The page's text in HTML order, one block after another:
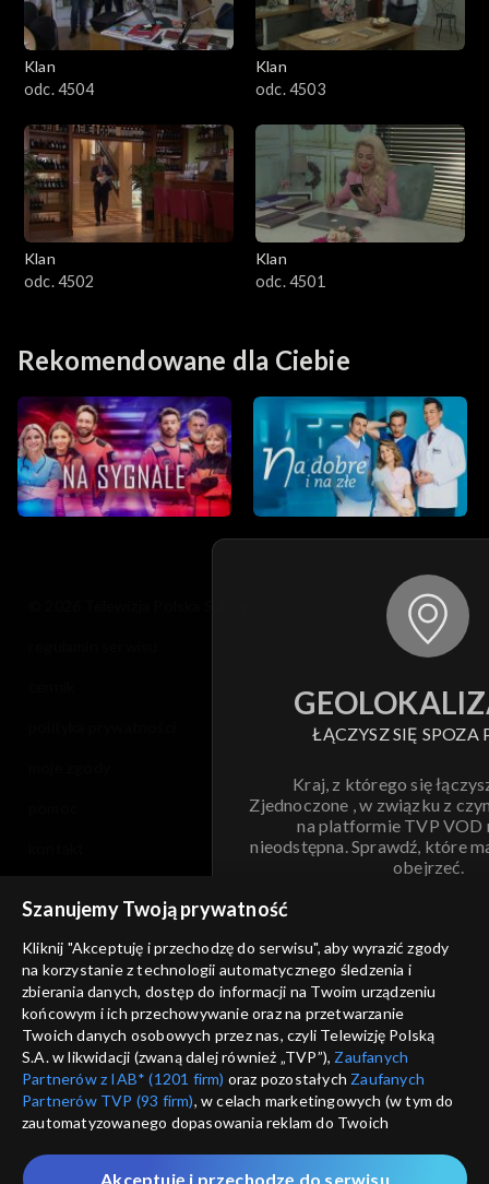
Klan
odc. 4504
Klan
odc. 4503
Klan
odc. 4502
Klan
odc. 4501
Rekomendowane dla Ciebie
ŁĄCZYSZ SIĘ SPOZA
Kraj, z którego się
Zjednoczone , w związku z
na platformie TVP VOD
nieodstępna. Sprawdź, które
obejrzeć.
ANULUJ
informacje o dostawcy usług
Szanujemy Twoją prywatność
Kliknij "Akceptuję i przechodzę do serwisu", aby wyrazić zgody
na korzystanie z technologii automatycznego śledzenia i
zbierania danych, dostęp do informacji na Twoim urządzeniu
końcowym i ich przechowywanie oraz na przetwarzanie
Twoich danych osobowych przez nas, czyli Telewizję Polską
S.A. w likwidacji (zwaną dalej również „TVP”), Zaufanych
Partnerów z IAB* (1201 firm) oraz pozostałych Zaufanych
Partnerów TVP (93 firm), w celach marketingowych (w tym do
zautomatyzowanego dopasowania reklam do Twoich
które wskazujemy poniżej, a także zgody na udostępnianie
Akceptuję i przechodzę do serwisu